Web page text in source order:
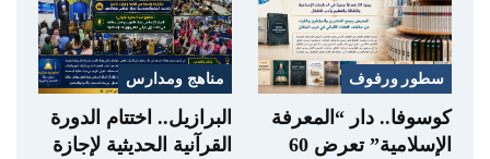
سطور ورفوف
كوسوفا.. دار “المعرفة
الإسلامية” تعرض 60
مناهج ومدارس
البرازيل.. اختتام الدورة
القرآنية الحديثية لإجازة